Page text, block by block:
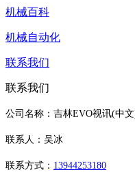
机械百科
机械自动化
联系我们
联系我们
公司名称：吉林EVO视讯(中
联系人：吴冰
联系方式： 13944253180